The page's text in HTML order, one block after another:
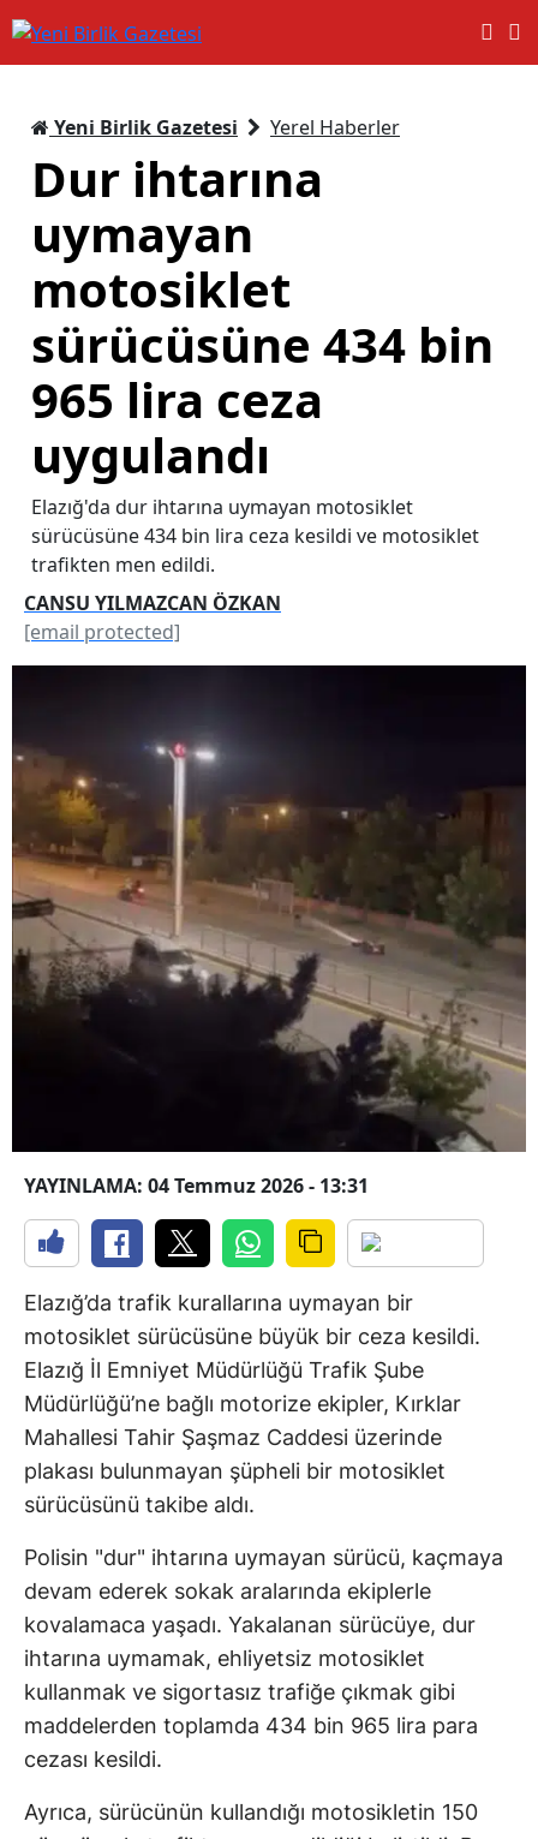
Yeni Birlik Gazetesi Yerel Haberler
Dur ihtarına
uymayan
motosiklet
sürücüsüne 434 bin
965 lira ceza
uygulandı
Elazığ'da dur ihtarına uymayan motosiklet
sürücüsüne 434 bin lira ceza kesildi ve motosiklet
trafikten men edildi.
CANSU YILMAZCAN ÖZKAN
[email protected]
YAYINLAMA: 04 Temmuz 2026 - 13:31
Elazığ’da trafik kurallarına uymayan bir
motosiklet sürücüsüne büyük bir ceza kesildi.
Elazığ İl Emniyet Müdürlüğü Trafik Şube
Müdürlüğü’ne bağlı motorize ekipler, Kırklar
Mahallesi Tahir Şaşmaz Caddesi üzerinde
plakası bulunmayan şüpheli bir motosiklet
sürücüsünü takibe aldı.
Polisin "dur" ihtarına uymayan sürücü, kaçmaya
devam ederek sokak aralarında ekiplerle
kovalamaca yaşadı. Yakalanan sürücüye, dur
ihtarına uymamak, ehliyetsiz motosiklet
kullanmak ve sigortasız trafiğe çıkmak gibi
maddelerden toplamda 434 bin 965 lira para
cezası kesildi.
Ayrıca, sürücünün kullandığı motosikletin 150